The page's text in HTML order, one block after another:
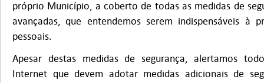
próprio Município, a coberto de todas as medidas de
avançadas, que entendemos serem indispensáveis à
pessoais.
Apesar destas medidas de segurança, alertamos
Internet que devem adotar medidas adicionais de